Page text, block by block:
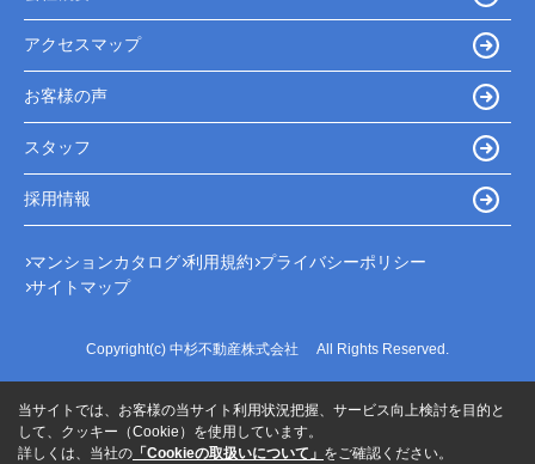
アクセスマップ
お客様の声
スタッフ
採用情報
マンションカタログ 利用規約 プライバシーポリシー
サイトマップ
Copyright(c) 中杉不動産株式会社 All Rights Reserved.
当サイトでは、お客様の当サイト利用状況把握、サービス向上検討を目的と
して、クッキー（Cookie）を使用しています。
詳しくは、当社の 「Cookieの取扱いについて」 をご確認ください。